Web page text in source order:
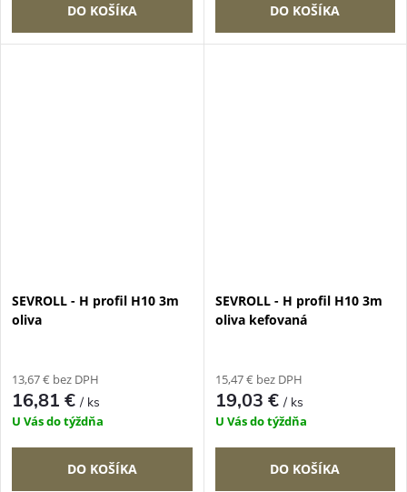
DO KOŠÍKA DO KOŠÍKA
SEVROLL - H profil H10 3m
oliva
13,67 € bez DPH
16,81 €/ ks
U Vás do týždňa
DO KOŠÍKA
SEVROLL - H profil H10 3m
oliva kefovaná
15,47 € bez DPH
19,03 €/ ks
U Vás do týždňa
DO KOŠÍKA